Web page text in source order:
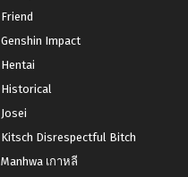
Friend
Genshin Impact
Hentai
Historical
Josei
Kitsch Disrespectful Bitch
Manhwa เกาหลี